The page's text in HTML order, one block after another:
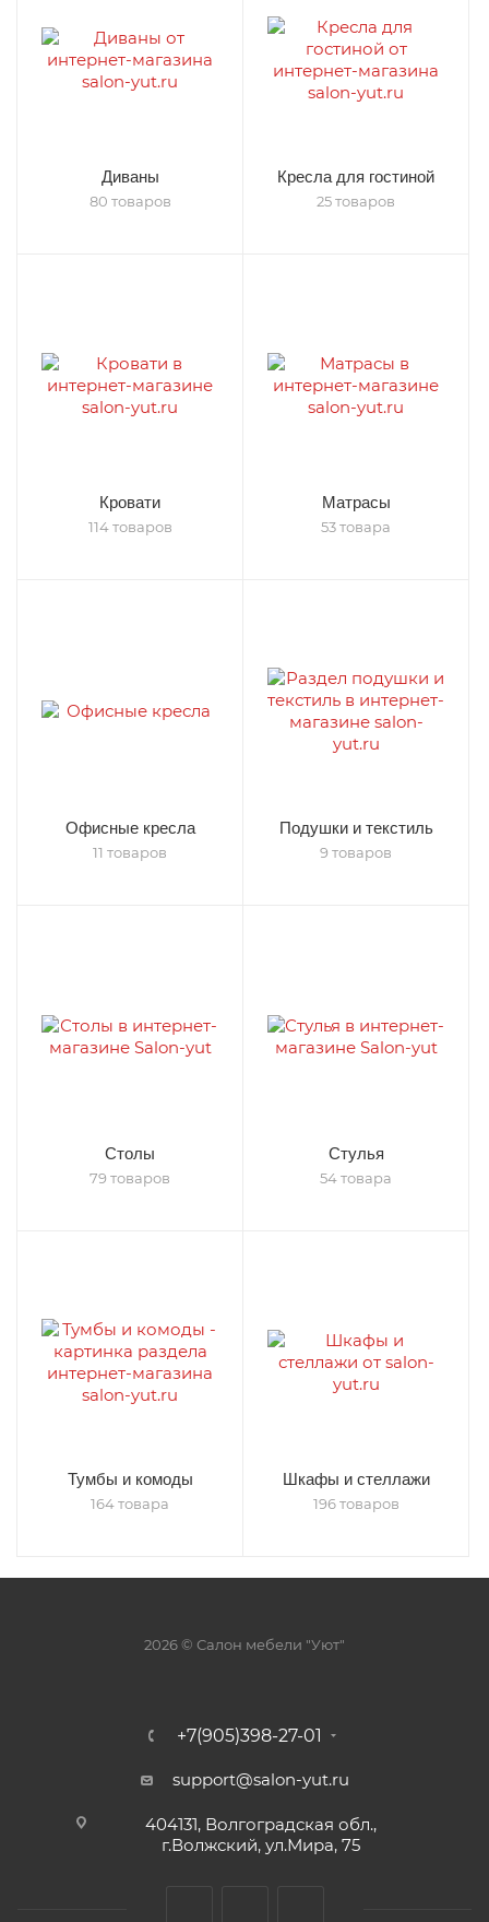
Диваны
80 товаров
Кресла для гостиной
25 товаров
Кровати
114 товаров
Матрасы
53 товара
Офисные кресла
11 товаров
Подушки и текстиль
9 товаров
Столы
79 товаров
Стулья
54 товара
Тумбы и комоды
164 товара
Шкафы и стеллажи
196 товаров
2026 © Салон мебели "Уют"
+7(905)398-27-01
support@salon-yut.ru
404131, Волгоградская обл.,
г.Волжский, ул.Мира, 75